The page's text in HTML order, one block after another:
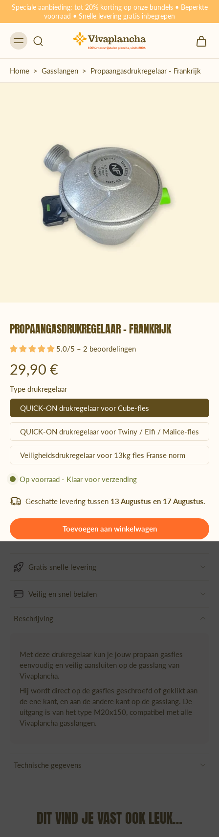
Speciale aanbieding: tot 20% korting op onze bundels • Beperkte
voorraad • Snelle levering gratis inbegrepen
Home > Gasslangen > Propaangasdrukregelaar - Frankrijk
PROPAANGASDRUKREGELAAR - FRANKRIJK
5.0/5 – 2 beoordelingen
29,90 €
Type drukregelaar
QUICK-ON drukregelaar voor Cube-fles
QUICK-ON drukregelaar voor Twiny / Elfi / Malice-fles
Veiligheidsdrukregelaar voor 13kg fles Franse norm
Op voorraad - Klaar voor verzending
Geschatte levering tussen 13 Augustus en 17 Augustus.
Toevoegen aan winkelwagen
Gratis snelle levering
Veilig en snel betalen
Beschrijving
Met deze drukregelaar kun je jouw propaan gasfles
eenvoudig en veilig aansluiten op de gasslang van
Vivaplancha.
Hij wordt direct op de gasfles geschroefd of geklikt aan
de ene kant, en aan de andere kant op de gasslang. De
uitgang is van het type M20x150, compatibel met alle
Vivaplancha gasslangen.
Technische gegevens
DIT VIND JE VAST OOK LEUK…